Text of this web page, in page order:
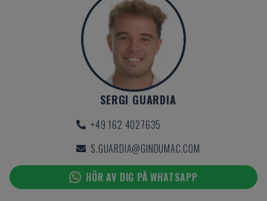
SERGI GUARDIA
+49 162 4027635
S.GUARDIA@GINDUMAC.COM
HÖR AV DIG PÅ WHATSAPP